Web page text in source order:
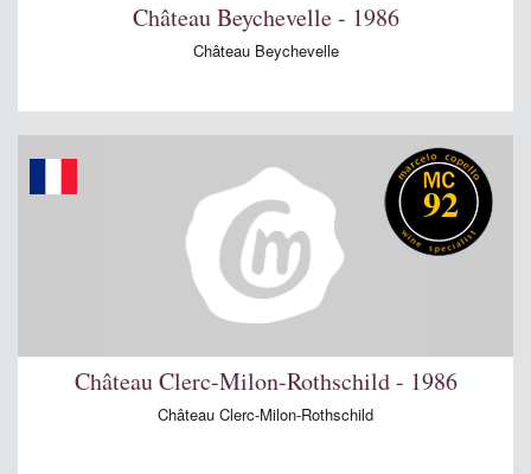
Château Beychevelle - 1986
Château Beychevelle
92
Château Clerc-Milon-Rothschild - 1986
Château Clerc-Milon-Rothschild